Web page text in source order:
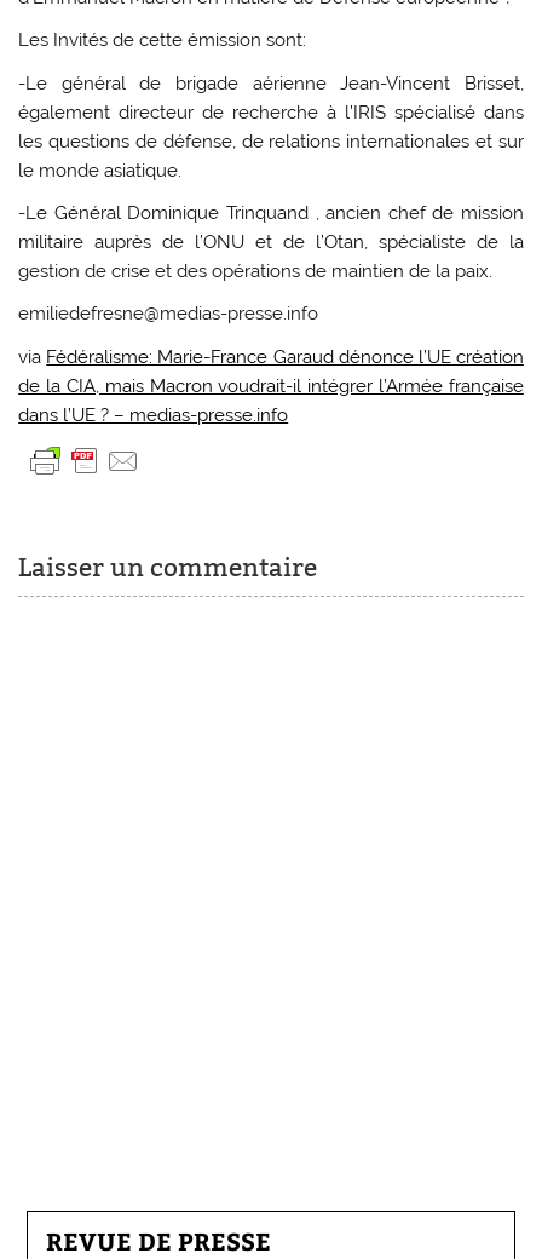
Les Invités de cette émission sont:
-Le général de brigade aérienne Jean-Vincent Brisset,
également directeur de recherche à l’IRIS spécialisé dans
les questions de défense, de relations internationales et sur
le monde asiatique.
-Le Général Dominique Trinquand , ancien chef de mission
militaire auprès de l’ONU et de l’Otan, spécialiste de la
gestion de crise et des opérations de maintien de la paix.
emiliedefresne@medias-presse.info
via Fédéralisme: Marie-France Garaud dénonce l’UE création
de la CIA, mais Macron voudrait-il intégrer l’Armée française
dans l’UE ? – medias-presse.info
Laisser un commentaire
REVUE DE PRESSE